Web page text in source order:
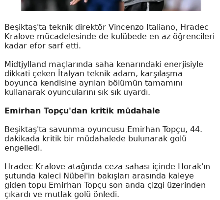
Beşiktaş'ta teknik direktör Vincenzo Italiano, Hradec
Kralove mücadelesinde de kulübede en az öğrencileri
kadar efor sarf etti.
Midtjylland maçlarında saha kenarındaki enerjisiyle
dikkati çeken İtalyan teknik adam, karşılaşma
boyunca kendisine ayrılan bölümün tamamını
kullanarak oyuncularını sık sık uyardı.
Emirhan Topçu'dan kritik müdahale
Beşiktaş'ta savunma oyuncusu Emirhan Topçu, 44.
dakikada kritik bir müdahalede bulunarak golü
engelledi.
Hradec Kralove atağında ceza sahası içinde Horak'ın
şutunda kaleci Nübel'in bakışları arasında kaleye
giden topu Emirhan Topçu son anda çizgi üzerinden
çıkardı ve mutlak golü önledi.